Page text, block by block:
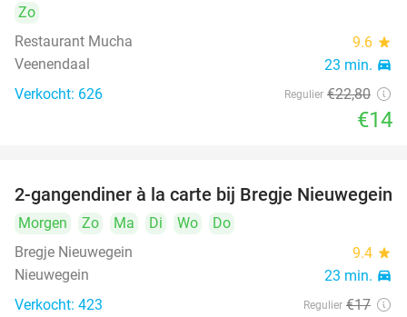
Zo
Restaurant Mucha
9.6 star
Veenendaal 23 min. directions_car
Verkocht: 626 Regulier €22,80
€14
12%
2-gangendiner à la carte bij Bregje Nieuwegein
Morgen Zo Ma Di Wo
Do
Bregje Nieuwegein
9.4 star
Nieuwegein 23 min. directions_car
Verkocht: 423 Regulier €17